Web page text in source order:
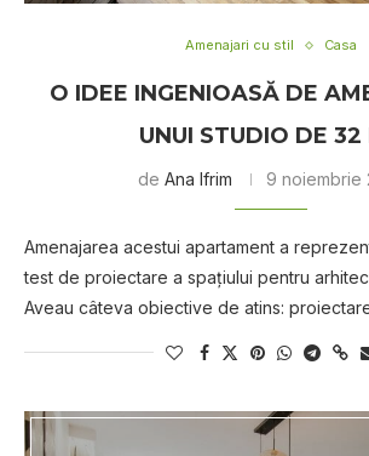
Amenajari cu stil Casa
O IDEE INGENIOASĂ DE
UNUI STUDIO DE 32
de Ana Ifrim 9 noiembrie
Amenajarea acestui apartament a
test de proiectare a spaţiului pentru
Aveau câteva obiective de atins: